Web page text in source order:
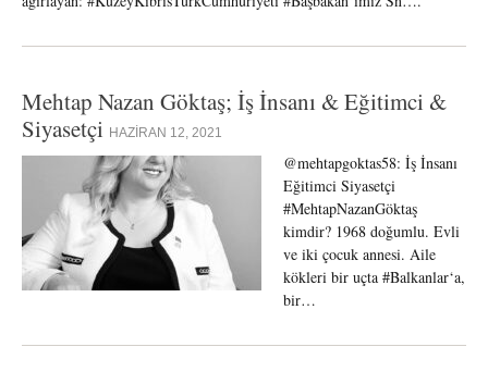
Mehtap Nazan Göktaş; İş İnsanı & Eğitimci &
Siyasetçi HAZIRAN 12, 2021
@mehtapgoktas58: İş İnsanı
Eğitimci Siyasetçi
#MehtapNazanGöktaş
kimdir? 1968 doğumlu. Evli
ve iki çocuk annesi. Aile
kökleri bir uçta #Balkanlar‘a,
bir…